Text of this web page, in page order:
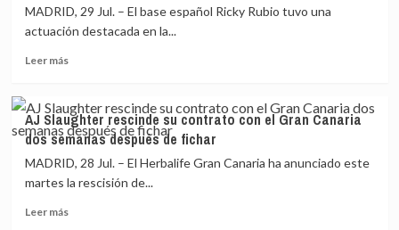
Real
Madrid-
Tenerife,
la
Supercopa
Endesa
MADRID, 29 Jul. – El base español Ricky Rubio tuvo una
actuación destacada en la...
Leer másLeer
Los
Suns
de
un
gran
se
AJ Slaughter rescinde su contrato con el Gran Canaria
dos semanas después de fichar
MADRID, 28 Jul. – El Herbalife Gran Canaria ha anunciado este
martes la rescisión de...
Leer másLeer